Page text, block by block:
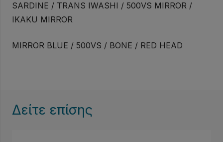
SARDINE / TRANS IWASHI / 500VS MIRROR /
IKAKU MIRROR
MIRROR BLUE / 500VS / BONE / RED HEAD
Δείτε επίσης